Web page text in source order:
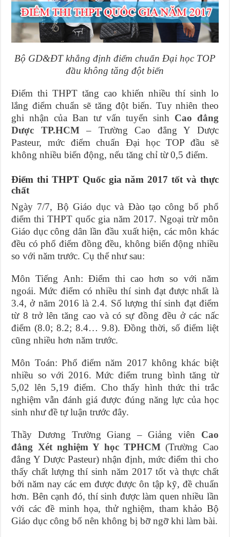
Bộ GD&ĐT khẳng định điểm chuẩn Đại học TOP
đầu không tăng đột biến
Điểm thi THPT tăng cao khiến nhiều thí sinh lo
lắng điểm chuẩn sẽ tăng đột biến. Tuy nhiên theo
ghi nhận của Ban tư vấn tuyển sinh Cao đẳng
Dược TP.HCM– Trường Cao đẳng Y Dược
Pasteur, mức điểm chuẩn Đại học TOP đầu sẽ
không nhiều biến động, nếu tăng chỉ từ 0,5 điểm.
Điểm thi THPT Quốc gia năm 2017 tốt và thực
chất
Ngày 7/7, Bộ Giáo dục và Đào tạo công bố phổ
điểm thi THPT quốc gia năm 2017. Ngoại trừ môn
Giáo dục công dân lần đầu xuất hiện, các môn khác
đều có phổ điểm đồng đều, không biến động nhiều
so với năm trước. Cụ thể như sau:
Môn Tiếng Anh: Điểm thi cao hơn so với năm
ngoái. Mức điểm có nhiều thí sinh đạt được nhất là
3.4, ở năm 2016 là 2.4. Số lượng thí sinh đạt điểm
từ 8 trở lên tăng cao và có sự đồng đều ở các nấc
điểm (8.0; 8.2; 8.4… 9.8). Đồng thời, số điểm liệt
cũng nhiều hơn năm trước.
Môn Toán: Phổ điểm năm 2017 không khác biệt
nhiều so với 2016. Mức điểm trung bình tăng từ
5,02 lên 5,19 điểm. Cho thấy hình thức thi trắc
nghiệm vẫn đánh giá được đúng năng lực của học
sinh như đề tự luận trước đây.
Thầy Dương Trường Giang – Giảng viên Cao
đẳng Xét nghiệm Y học TPHCM (Trường Cao
đẳng Y Dược Pasteur) nhận định, mức điểm thi cho
thấy chất lượng thí sinh năm 2017 tốt và thực chất
bởi năm nay các em được được ôn tập kỹ, đề chuẩn
hơn. Bên cạnh đó, thí sinh được làm quen nhiều lần
với các đề minh họa, thử nghiệm, tham khảo Bộ
Giáo dục công bố nên không bị bỡ ngỡ khi làm bài.